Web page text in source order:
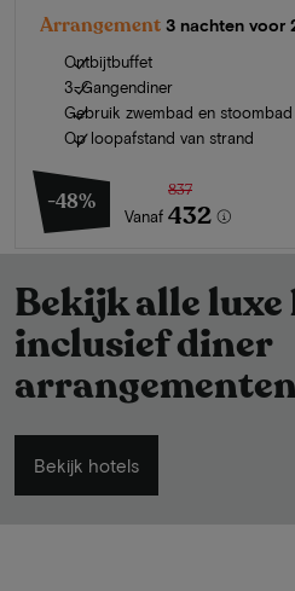
Arrangement 3 nachten voor
Ontbijtbuffet
3-Gangendiner
Gebruik zwembad en stoombad
Op loopafstand van strand
-48%
Vanaf
837
432
Bekijk alle
inclusief diner
arrangementen
Bekijk hotels